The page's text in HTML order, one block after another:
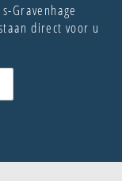
Gravenhage
direct voor u